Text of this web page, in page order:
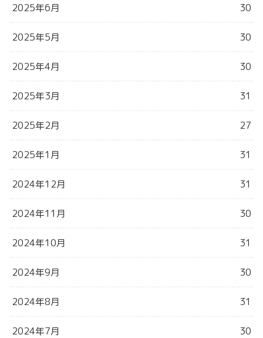
2025年6月 30
2025年5月 30
2025年4月 30
2025年3月 31
2025年2月 27
2025年1月 31
2024年12月 31
2024年11月 30
2024年10月 31
2024年9月 30
2024年8月 31
2024年7月 30